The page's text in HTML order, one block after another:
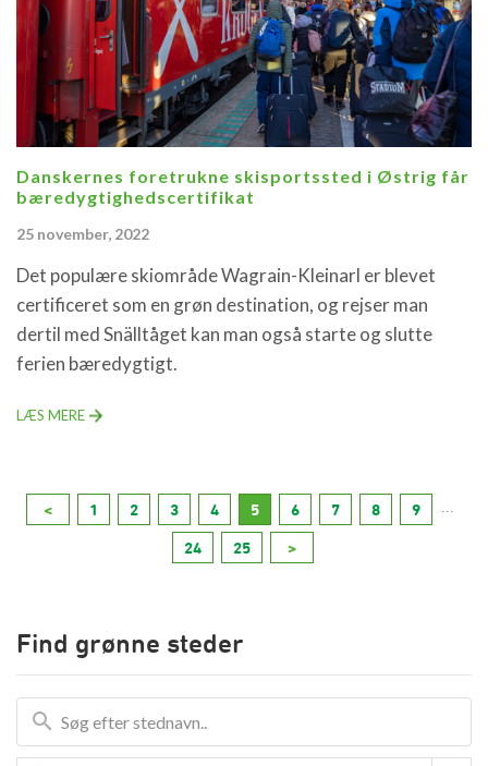
Danskernes foretrukne skisportssted i Østrig får
bæredygtighedscertifikat
25 november, 2022
Det populære skiområde Wagrain-Kleinarl er blevet
certificeret som en grøn destination, og rejser man
dertil med Snälltåget kan man også starte og slutte
ferien bæredygtigt.
LÆS MERE
< 1 2 3 4 5 6 7 8 9
24 25 >
Find grønne steder